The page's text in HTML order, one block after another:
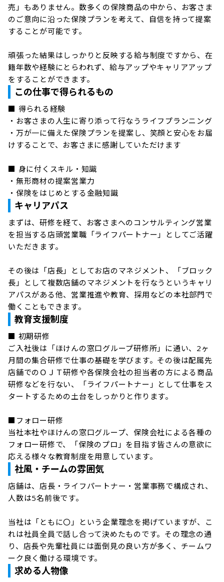
売」もありません。数多くの保険商品の中から、お客さま
のご意向に沿った保険プランを考えて、自信を持って提案
することが可能です。
頑張った結果はしっかりと反映する給与制度ですから、在
籍年数や経験にとらわれず、給与アップやキャリアアップ
をすることができます。
この仕事で得られるもの
■ 得られる経験
・お客さまの人生に寄り添って行なうライフプランニング
・万が一に備えた保険プランを提案し、笑顔と安心をお届
けすることで、お客さまに感謝していただけます
■ 身に付くスキル・知識
・無形商材の提案営業力
キャリアパス
まずは、研修を経て、お客さまへのコンサルティング営業
を担当する店頭営業職「ライフパートナー」としてご活躍
いただきます。
その後は「店長」としてお店のマネジメント、「ブロック
長」として複数店舗のマネジメントを行なうというキャリ
アパスがある他、営業推進や教育、採用などの本社部門で
働くこともできます。
教育支援制度
■ 初期研修
ご入社後は「ほけんの窓口グループ研修所」に通い、2ヶ
月間の集合研修で仕事の基礎を学びます。その後は配属先
店舗でのＯＪＴ研修や各保険会社の担当者の方による商品
研修などを行ない、「ライフパートナー」として仕事をス
タートするための土台をしっかりと作ります。
■フォロー研修
当社本社やほけんの窓口グループ、保険会社による各種の
フォロー研修で、「保険のプロ」を目指す皆さんの意欲に
応える様々な教育制度を用意しています。
社風・チームの雰囲気
店舗は、店長・ライフパートナー・営業事務で構成され、
人数は5名前後です。
当社は「ともに〇」という企業理念を掲げていますが、こ
れは社員全員で話し合って決めたものです。その理念の通
り、店長や先輩社員には面倒見の良い方が多く、チームワ
ーク良く働ける環境です。
求める人物像